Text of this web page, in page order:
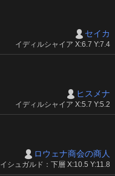
セイカ
イディルシャイア X:6.7 Y:7.4
ヒスメナ
イディルシャイア X:5.7 Y:5.2
ロウェナ商会の商人
イシュガルド：下層 X:10.5 Y:11.8